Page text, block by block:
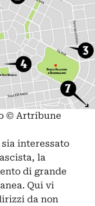
© Artribune
interessato
la
di grande
Qui vi
da non